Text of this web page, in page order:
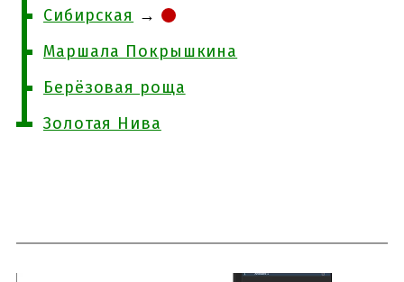
Сибирская →
Маршала Покрышкина
Берёзовая роща
Золотая Нива